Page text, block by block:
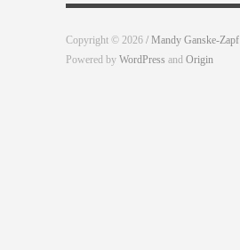
Copyright © 2026 / Mandy Ganske-Zapf
Powered by WordPress and Origin